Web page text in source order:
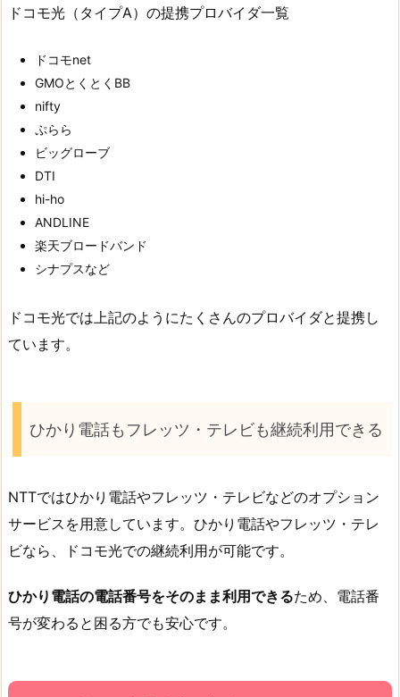
ドコモ光（タイプA）の提携プロバイダ一覧
ドコモnet
GMOとくとくBB
nifty
ぷらら
ビッグローブ
DTI
hi-ho
ANDLINE
楽天ブロードバンド
シナプスなど
ドコモ光では上記のようにたくさんのプロバイダと提携し
ています。
ひかり電話もフレッツ・テレビも継続利用できる
NTTではひかり電話やフレッツ・テレビなどのオプション
サービスを用意しています。ひかり電話やフレッツ・テレ
ビなら、ドコモ光での継続利用が可能です。
ひかり電話の電話番号をそのまま利用できるため、電話番
号が変わると困る方でも安心です。